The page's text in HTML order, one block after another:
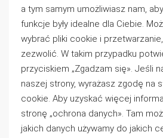
a tym samym umożliwiasz nam,
funkcje były idealne dla Ciebie.
wybrać pliki cookie i
zezwolić. W takim przypadku
przyciskiem „Zgadzam się». Jeśli
naszej strony, wyrażasz zgodę na
cookie. Aby uzyskać więcej
stronę „ochrona danych». Tam
jakich danych używamy do jakich